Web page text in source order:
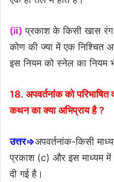
(ii) प्रकाश के किसी खास
कोण की ज्या में एक निश्चित
इस नियम को स्नेल का नियम
18. अपवर्तनांक को
कथन का क्या अभिप्राय है ?
उत्तर⇒अपवर्तनांक-किसी
प्रकाश (c) और इस माध्यम
दी गई है।